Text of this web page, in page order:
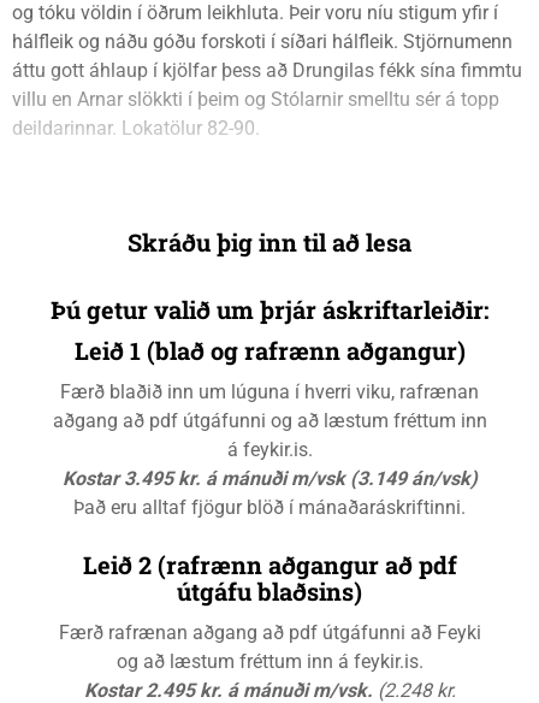
og tóku völdin í öðrum leikhluta. Þeir voru níu stigum yfir í
hálfleik og náðu góðu forskoti í síðari hálfleik. Stjörnumenn
áttu gott áhlaup í kjölfar þess að Drungilas fékk sína fimmtu
villu en Arnar slökkti í þeim og Stólarnir smelltu sér á topp
deildarinnar. Lokatölur 82-90.
Skráðu þig inn til að lesa
Þú getur valið um þrjár áskriftarleiðir:
Leið 1 (blað og rafrænn aðgangur)
Færð blaðið inn um lúguna í hverri viku, rafrænan
aðgang að pdf útgáfunni og að læstum fréttum inn
á feykir.is.
Kostar 3.495 kr. á mánuði m/vsk (3.149 án/vsk)
Það eru alltaf fjögur blöð í mánaðaráskriftinni.
Leið 2 (rafrænn aðgangur að pdf
útgáfu blaðsins)
Færð rafrænan aðgang að pdf útgáfunni að Feyki
og að læstum fréttum inn á feykir.is.
Kostar 2.495 kr. á mánuði m/vsk. (2.248 kr.